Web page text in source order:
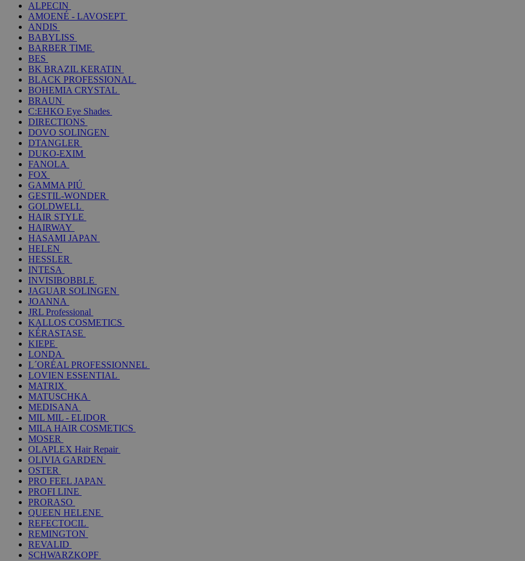
ALPECIN
AMOENÉ - LAVOSEPT
ANDIS
BABYLISS
BARBER TIME
BES
BK BRAZIL KERATIN
BLACK PROFESSIONAL
BOHEMIA CRYSTAL
BRAUN
C:EHKO Eye Shades
DIRECTIONS
DOVO SOLINGEN
DTANGLER
DUKO-EXIM
FANOLA
FOX
GAMMA PIÚ
GESTIL-WONDER
GOLDWELL
HAIR STYLE
HAIRWAY
HASAMI JAPAN
HELEN
HESSLER
INTESA
INVISIBOBBLE
JAGUAR SOLINGEN
JOANNA
JRL Professional
KALLOS COSMETICS
KÉRASTASE
KIEPE
LONDA
L´ORÉAL PROFESSIONNEL
LOVIEN ESSENTIAL
MATRIX
MATUSCHKA
MEDISANA
MIL MIL - ELIDOR
MILA HAIR COSMETICS
MOSER
OLAPLEX Hair Repair
OLIVIA GARDEN
OSTER
PRO FEEL JAPAN
PROFI LINE
PRORASO
QUEEN HELENE
REFECTOCIL
REMINGTON
REVALID
SCHWARZKOPF